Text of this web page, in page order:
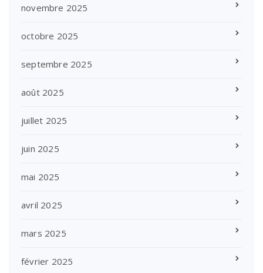
novembre 2025
octobre 2025
septembre 2025
août 2025
juillet 2025
juin 2025
mai 2025
avril 2025
mars 2025
février 2025